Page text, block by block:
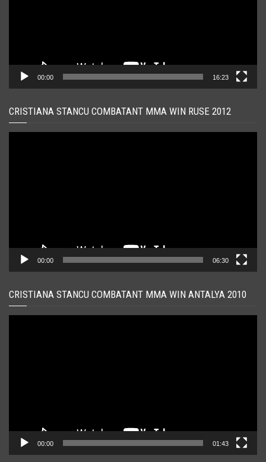
00:00 16:23
CRISTIANA STANCU COMBATANT MMA WIN RUSE 2012
00:00 06:30
CRISTIANA STANCU COMBATANT MMA WIN ANTALYA 2010
00:00 01:43